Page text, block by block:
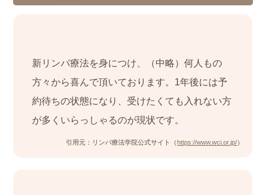
新リンパ療法を身につけ、（中略）何人もの
方々から喜んで頂いております。1年後には予
約待ちの状態になり、受けたくても入れない方
が多くいらっしゃるのが現状です。
引用元：リンパ療法学院公式サイト（https://www.wci.or.jp/）